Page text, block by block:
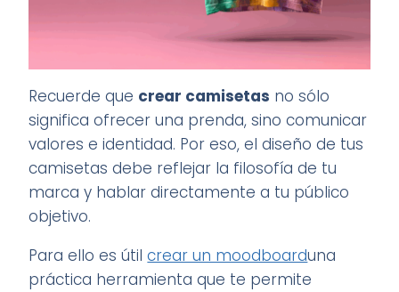
Recuerde que crear camisetas no sólo
significa ofrecer una prenda, sino comunicar
valores e identidad. Por eso, el diseño de tus
camisetas debe reflejar la filosofía de tu
marca y hablar directamente a tu público
objetivo.
Para ello es útilcrear un moodboarduna
práctica herramienta que te permite